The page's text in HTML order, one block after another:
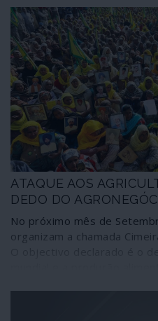
ATAQUE AOS
DEDO DO
No próximo mês de
organizam a chamada